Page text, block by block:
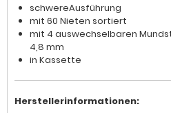
schwereAusführung
mit 60 Nieten sortiert
mit 4 auswechselbaren
4,8 mm
in Kassette
Herstellerinformationen: